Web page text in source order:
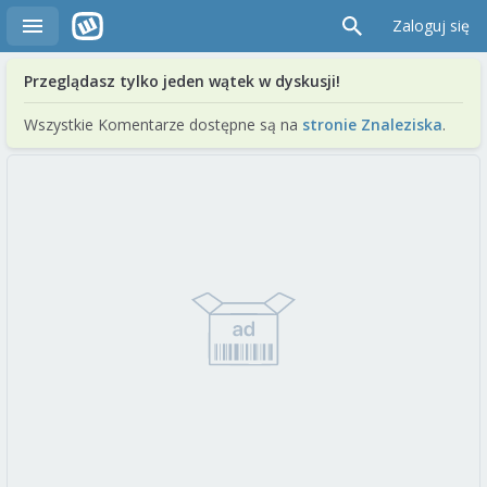
Zaloguj się
Przeglądasz tylko jeden wątek w dyskusji!
Wszystkie Komentarze dostępne są na stronie Znaleziska.